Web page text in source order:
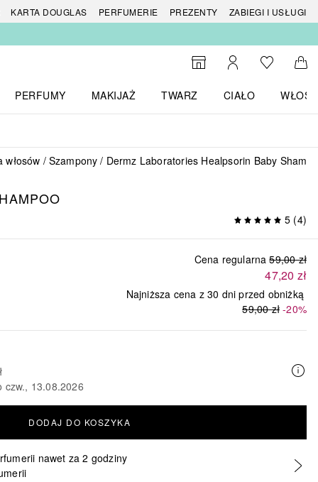
KARTA DOUGLAS PERFUMERIE PREZENTY
ZABIEGI I USŁUGI
Do wyszukiwarki
Moje kontoDo listyDo
PERFUMY
MAKIJAŻ
TWARZ
CIAŁO
WŁOSY
włosów Szampony Dermz Laboratories Healpsorin Baby
5 (4)
Cena regularna 59,00 zł
47,20 zł
Najniższa cena z 30 dni przed obniżką
59,00 zł-20%
czw., 13.08.2026
DODAJ DO KOSZYKA
nawet za 2 godziny